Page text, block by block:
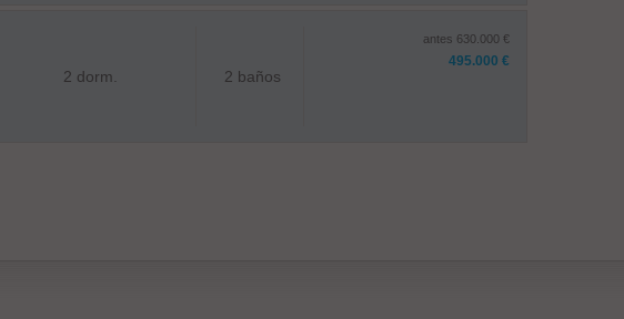
2 dorm. 2 baños
antes 630.000 €
495.000 €